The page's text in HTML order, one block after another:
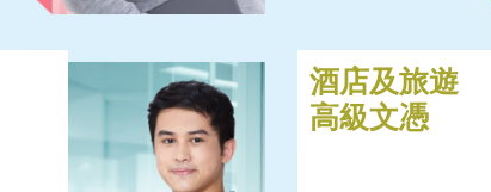
酒店及旅遊
高級文憑